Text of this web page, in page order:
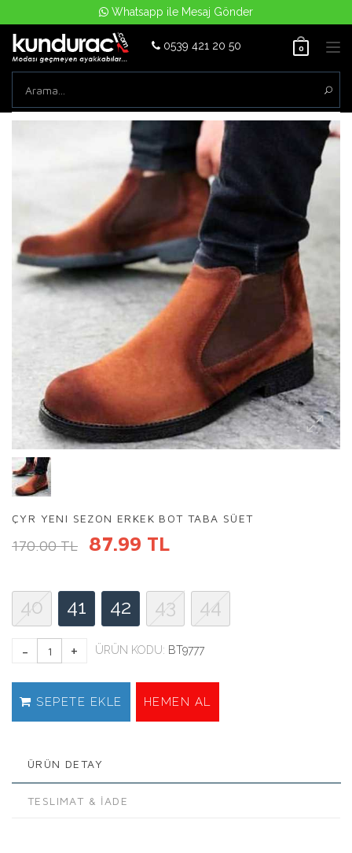
Whatsapp ile Mesaj Gönder
0539 421 20 50 0
ÇYR YENI SEZON ERKEK BOT TABA SÜET
170.00 TL 87.99 TL
40 41 42 43 44
ÜRÜN KODU: BT9777
SEPETE EKLE HEMEN AL
ÜRÜN DETAY
TESLIMAT & İADE